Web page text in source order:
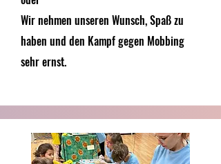
Wir nehmen unseren Wunsch, Spaß zu
haben und den Kampf gegen Mobbing
sehr ernst.